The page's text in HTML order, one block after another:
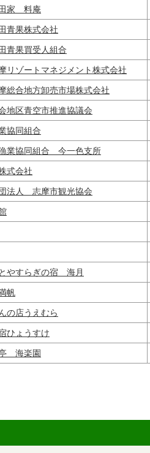
家 料庵
青果株式会社
青果買受人組合
リゾートマネジメント株式会社
総合地方卸売市場株式会社
地区青空市推進協議会
協同組合
業協同組合 今一色支所
式会社
法人 志摩市観光協会
やすらぎの宿 海月
帆
の店うえむら
ひょうすけ
海楽園